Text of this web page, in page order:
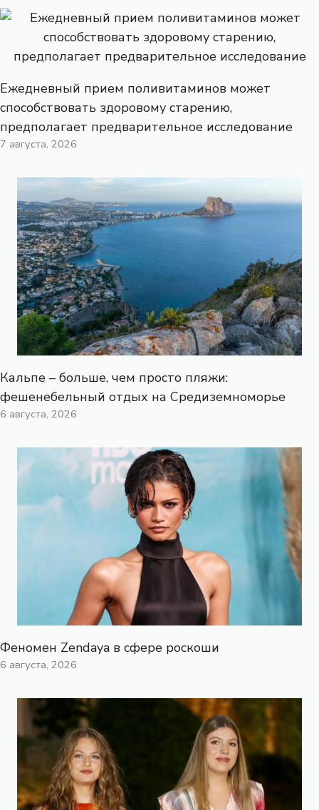
Ежедневный прием поливитаминов может
способствовать здоровому старению,
предполагает предварительное исследование
7 августа, 2026
Кальпе – больше, чем просто пляжи:
фешенебельный отдых на Средиземноморье
6 августа, 2026
Феномен Zendaya в сфере роскоши
6 августа, 2026